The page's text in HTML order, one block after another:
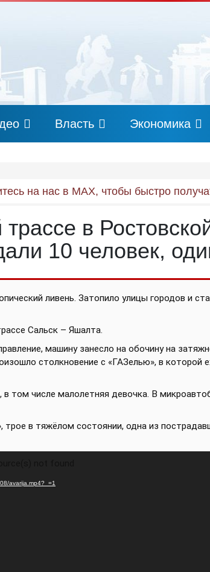
Власть Экономика
на нас в MAX, чтобы быстро
в
10 человек,
ливень. Затопило улицы городов и
Сальск – Яшалта.
машину занесло на обочину на
столкновение с «ГАЗелью», в которой
том числе малолетняя девочка. В
в тяжёлом состоянии, одна из
avarija.mp4?_=1